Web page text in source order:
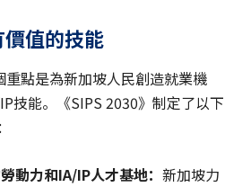
值的技能
重點是為新加坡人民創造就業機
技能。《SIPS 2030》制定了以下
動力和IA/IP人才基地： 新加坡力